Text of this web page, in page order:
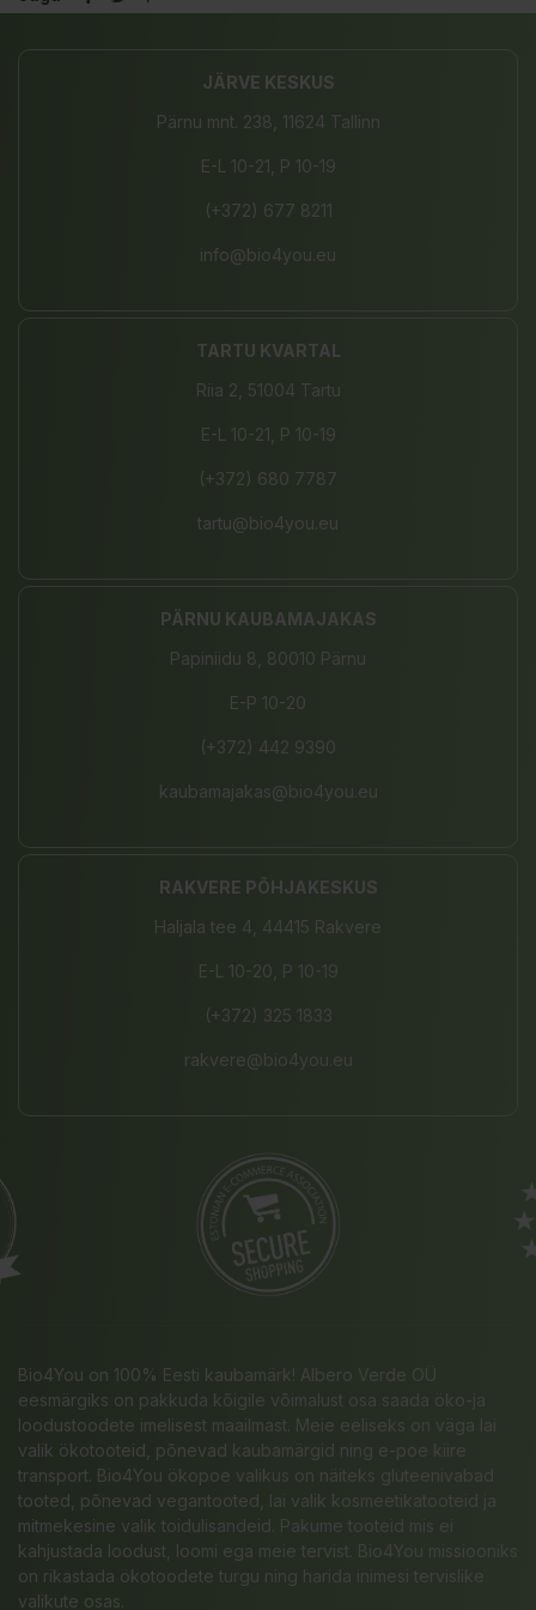
JÄRVE KESKUS
Pärnu mnt. 238, 11624 Tallinn
E-L 10-21, P 10-19
(+372) 677 8211
info@bio4you.eu
TARTU KVARTAL
Riia 2, 51004 Tartu
E-L 10-21, P 10-19
(+372) 680 7787
tartu@bio4you.eu
PÄRNU KAUBAMAJAKAS
Papiniidu 8, 80010 Pärnu
E-P 10-20
(+372) 442 9390
kaubamajakas@bio4you.eu
RAKVERE PÕHJAKESKUS
Haljala tee 4, 44415 Rakvere
E-L 10-20, P 10-19
(+372) 325 1833
rakvere@bio4you.eu
Bio4You on 100% Eesti kaubamärk! Albero Verde OÜ
eesmärgiks on pakkuda kõigile võimalust osa saada öko-ja
loodustoodete imelisest maailmast. Meie eeliseks on väga lai
valik ökotooteid, põnevad kaubamärgid ning e-poe kiire
transport. Bio4You ökopoe valikus on näiteks gluteenivabad
tooted, põnevad vegantooted, lai valik kosmeetikatooteid ja
mitmekesine valik toidulisandeid. Pakume tooteid mis ei
kahjustada loodust, loomi ega meie tervist. Bio4You missiooniks
on rikastada ökotoodete turgu ning harida inimesi tervislike
valikute osas.